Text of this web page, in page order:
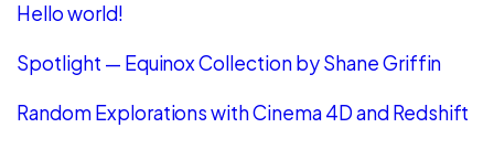
Hello world!
Spotlight — Equinox Collection by Shane Griffin
Random Explorations with Cinema 4D and Redshift